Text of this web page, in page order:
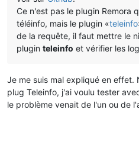
Ce n'est pas le plugin Remora
téléinfo, mais le plugin «teleinfo
de la requête, il faut mettre le
plugin teleinfo et vérifier les
Je me suis mal expliqué en
plug Teleinfo, j'ai voulu tester
le problème venait de l'un ou de